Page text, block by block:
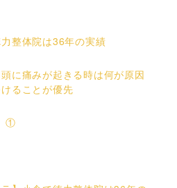
整体院は36年の実績
に痛みが起きる時は何が原因
ることが優先
①